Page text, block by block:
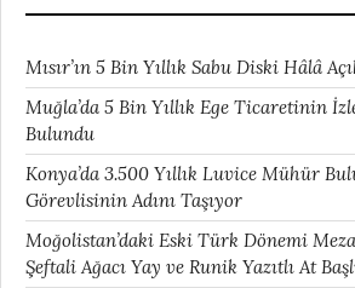
Mısır’ın 5 Bin Yıllık Sabu Diski Hâlâ
Muğla’da 5 Bin Yıllık Ege Ticaretinin
Bulundu
Konya’da 3.500 Yıllık Luvice Mühür
Görevlisinin Adını Taşıyor
Moğolistan’daki Eski Türk Dönemi
Şeftali Ağacı Yay ve Runik Yazıtlı At